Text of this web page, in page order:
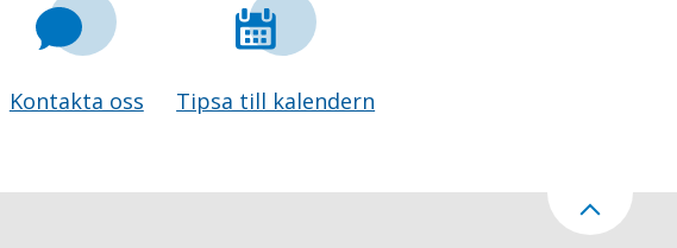
Kontakta oss Tipsa till kalendern